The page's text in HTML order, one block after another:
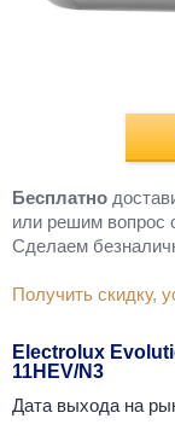
Бесплатно
или решим вопрос
Cделаем
Получить скидку,
Electrolux
11HEV/N3
Дата выхода на